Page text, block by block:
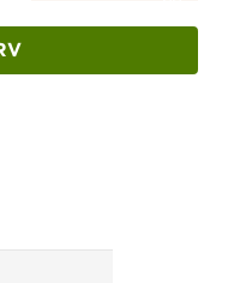
EKSTRA
2025.